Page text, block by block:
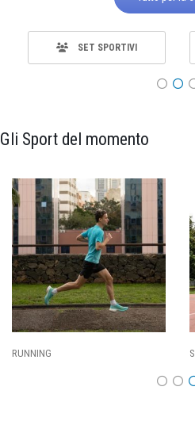
SET SPORTIVI
Gli Sport del momento
SPORT PARALIMPICI